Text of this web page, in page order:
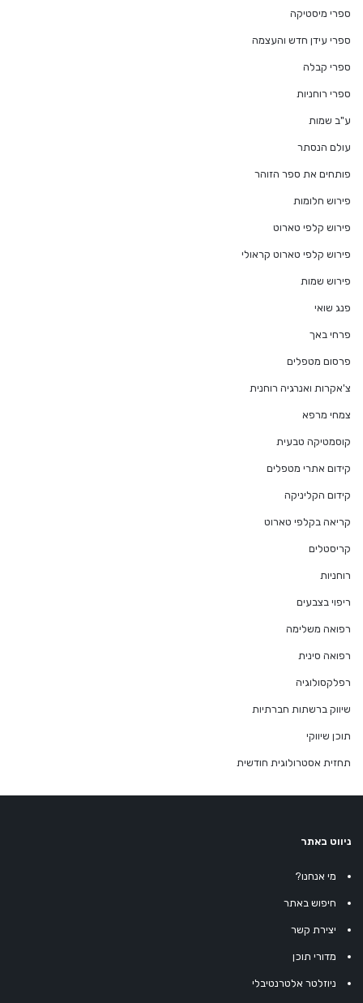
ספרי מיסטיקה
ספרי עידן חדש והעצמה
ספרי קבלה
ספרי רוחניות
ע"ב שמות
עולם הנסתר
פותחים את ספר הזוהר
פירוש חלומות
פירוש קלפי טארוט
פירוש קלפי טארוט קראולי
פירוש שמות
פנג שואי
פרחי באך
פרסום מטפלים
צ'אקרות ואנרגיה רוחנית
צמחי מרפא
קוסמטיקה טבעית
קידום אתרי מטפלים
קידום הקליניקה
קריאה בקלפי טארוט
קריסטלים
רוחניות
ריפוי בצבעים
רפואה משלימה
רפואה סינית
רפלקסולוגיה
שיווק ברשתות חברתיות
תוכן שיווקי
תחזית אסטרולוגית חודשית
ניווט באתר
מי אנחנו?
חיפוש באתר
יצירת קשר
מדורי תוכן
ניוזלטר אלטרנטיבלי